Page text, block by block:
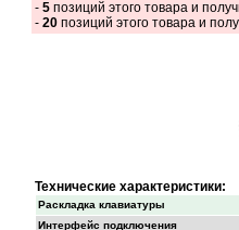
- 5 позиций этого товара и
- 20 позиций этого товара и
Технические характеристики:
Раскладка клавиатуры
Интерфейс подключения